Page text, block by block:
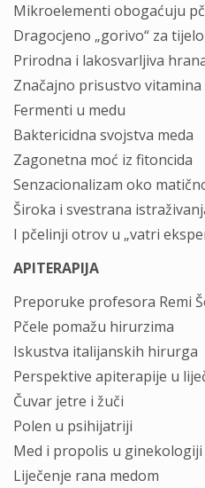
Mikroelementi obogaćuju
Dragocjeno „gorivo“ za tijelo
Prirodna i lakosvarljiva
Značajno prisustvo vitamina
Fermenti u medu
Baktericidna svojstva meda
Zagonetna moć iz fitoncida
Senzacionalizam oko
Široka i svestrana
I pčelinji otrov u „vatri
APITERAPIJA
Preporuke profesora Remi
Pčele pomažu hirurzima
Iskustva italijanskih hirurga
Perspektive apiterapije u
Čuvar jetre i žuči
Polen u psihijatriji
Med i propolis u ginekologiji
Liječenje rana medom